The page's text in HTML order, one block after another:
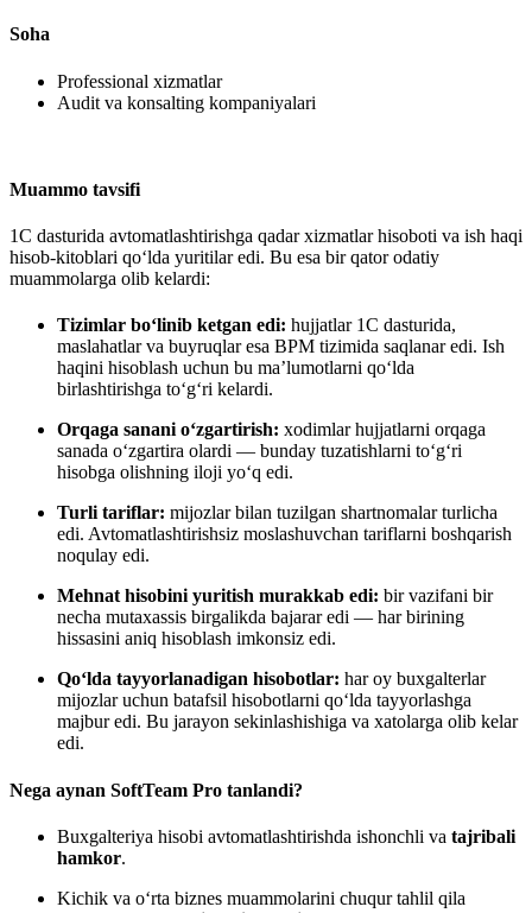
Soha
Professional xizmatlar
Audit va konsalting kompaniyalari
Muammo tavsifi
1С dasturida avtomatlashtirishga qadar xizmatlar hisoboti va ish haqi
hisob-kitoblari qo‘lda yuritilar edi. Bu esa bir qator odatiy
muammolarga olib kelardi:
Tizimlar bo‘linib ketgan edi: hujjatlar 1С dasturida,
maslahatlar va buyruqlar esa BPM tizimida saqlanar edi. Ish
haqini hisoblash uchun bu maʼlumotlarni qo‘lda
birlashtirishga to‘g‘ri kelardi.
Orqaga sanani o‘zgartirish: xodimlar hujjatlarni orqaga
sanada o‘zgartira olardi — bunday tuzatishlarni to‘g‘ri
hisobga olishning iloji yo‘q edi.
Turli tariflar: mijozlar bilan tuzilgan shartnomalar turlicha
edi. Avtomatlashtirishsiz moslashuvchan tariflarni boshqarish
noqulay edi.
Mehnat hisobini yuritish murakkab edi: bir vazifani bir
necha mutaxassis birgalikda bajarar edi — har birining
hissasini aniq hisoblash imkonsiz edi.
Qo‘lda tayyorlanadigan hisobotlar: har oy buxgalterlar
mijozlar uchun batafsil hisobotlarni qo‘lda tayyorlashga
majbur edi. Bu jarayon sekinlashishiga va xatolarga olib kelar
edi.
Nega aynan SoftTeam Pro tanlandi?
Buxgalteriya hisobi avtomatlashtirishda ishonchli va tajribali
hamkor.
Kichik va o‘rta biznes muammolarini chuqur tahlil qila